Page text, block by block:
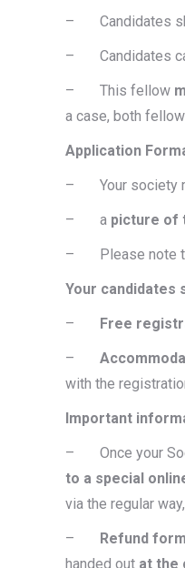
– Candidates
– Candidates
– This fellow
a case, both
Application
– Your society
– a picture of
– Please note
Your candidates
– Free
–
with the
Important
– Once your
to a special
via the regular
– Refund
handed out at the